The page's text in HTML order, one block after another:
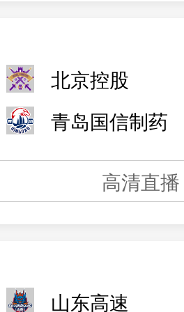
北京控股
青岛国信制药
高清直播
山东高速